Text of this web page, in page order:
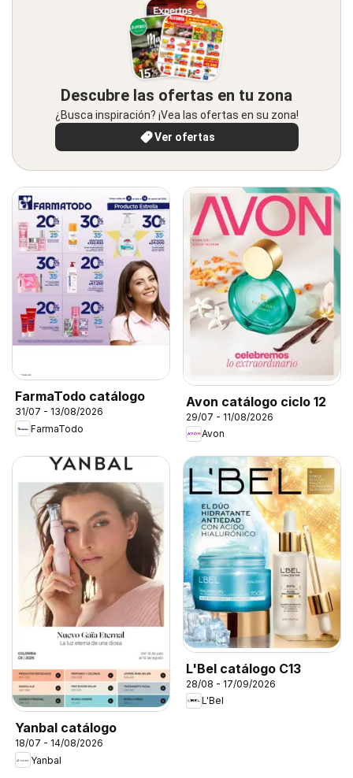
Descubre las ofertas en tu zona
¿Busca inspiración? ¡Vea las ofertas en su zona!
Ver ofertas
FarmaTodo catálogo
31/07 - 13/08/2026
FarmaTodo
Avon catálogo ciclo 12
29/07 - 11/08/2026
Avon
Yanbal catálogo
18/07 - 14/08/2026
Yanbal
L'Bel catálogo C13
28/08 - 17/09/2026
L'Bel